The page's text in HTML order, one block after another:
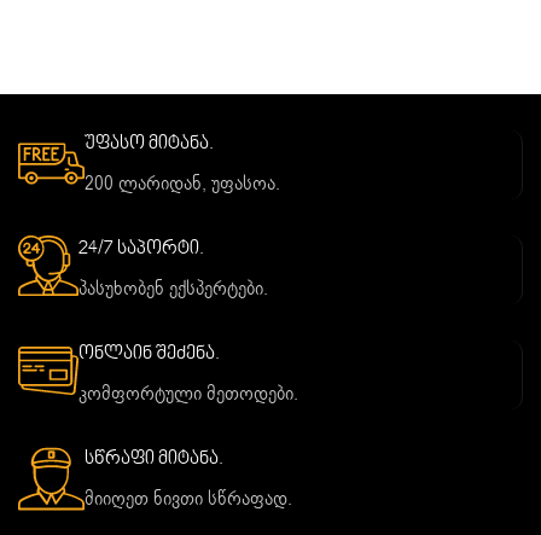
უფასო მიტანა.
200 ლარიდან, უფასოა.
24/7 საპორტი.
პასუხობენ ექსპერტები.
ონლაინ შეძენა.
კომფორტული მეთოდები.
სწრაფი მიტანა.
მიიღეთ ნივთი სწრაფად.